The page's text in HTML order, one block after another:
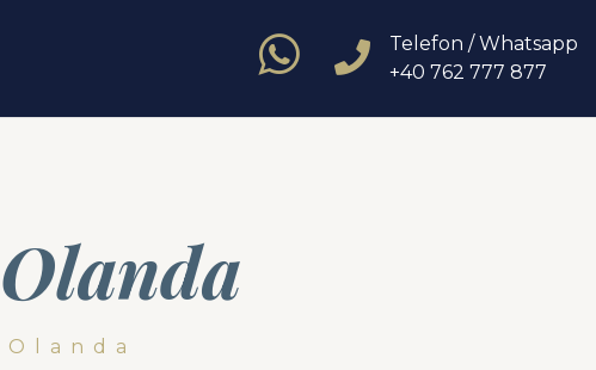
Telefon / Whatsapp
+40 762 777 877